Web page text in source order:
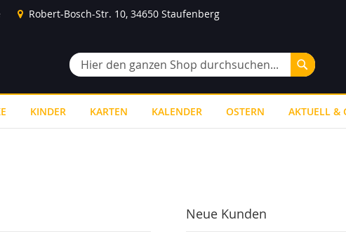
Robert-Bosch-Str. 10, 34650 Staufenberg
Suche
Suche
KINDER KARTEN KALENDER OSTERN AKTUELL &
Neue Kunden